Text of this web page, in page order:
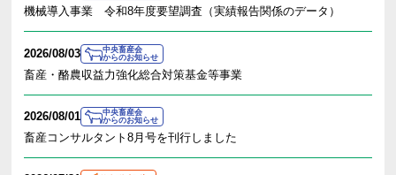
機械導入事業 令和8年度要望調査（実績報告関係のデータ）
2026/08/03
中央畜産会
からのお知らせ
畜産・酪農収益力強化総合対策基金等事業
2026/08/01
中央畜産会
からのお知らせ
畜産コンサルタント8月号を刊行しました